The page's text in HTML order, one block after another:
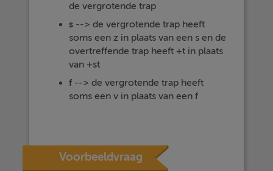
de vergrotende trap
s --> de vergrotende trap heeft
soms een z in plaats van een s en de
overtreffende trap heeft +t in plaats
van +st
f--> de vergrotende trap heeft
soms een v in plaats van een f
Voorbeeldvraag